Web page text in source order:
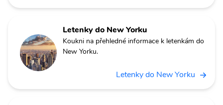
Letenky do New Yorku
Koukni na přehledné informace k letenkám do
New Yorku.
Letenky do New Yorku